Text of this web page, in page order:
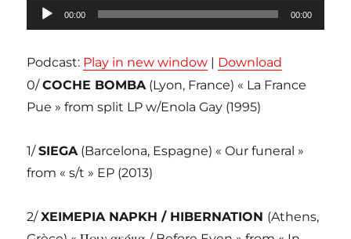
Lecteur
audio
00:00 00:00
Podcast: Play in new window | Download
0/COCHE BOMBA(Lyon, France) « La France
Pue » from split LP w/Enola Gay (1995)
1/SIEGA(Barcelona, Espagne) « Our funeral »
from « s/t » EP (2013)
2/XEIMEPIA NAPKH / HIBERNATION (Athens,